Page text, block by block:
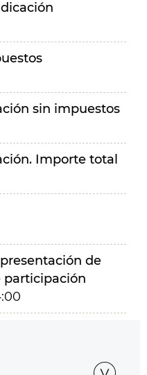
sin impuestos
Importe total
de
participación